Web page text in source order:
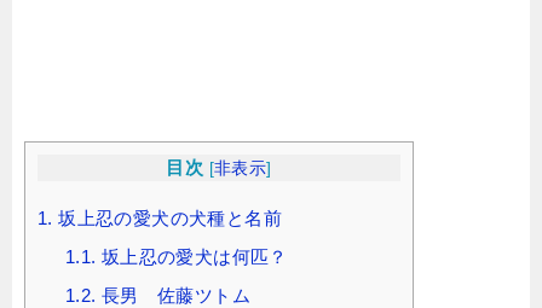
目次 [非表示]
1. 坂上忍の愛犬の犬種と名前
1.1. 坂上忍の愛犬は何匹？
1.2. 長男 佐藤ツトム